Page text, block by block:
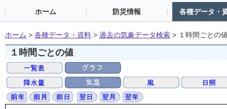
ホーム 防災情報 各種データ・
ホーム > 各種データ・資料 > 過去の気象データ検索 > １時間ごとの
１時間ごとの値